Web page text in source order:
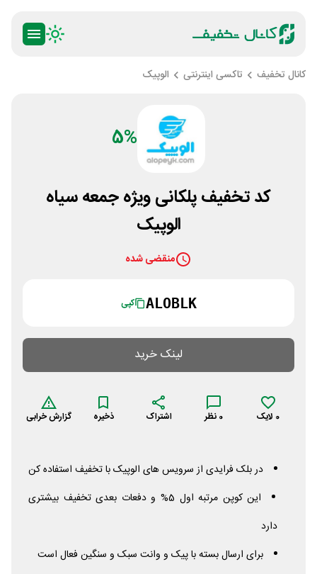
کانال تخفیف تاکسی اینترنتی الوپیک
5%
کد تخفیف پلکانی ویژه جمعه سیاه
الوپیک
منقضی شده
ALOBLK کپی
لینک خرید
0 لایک 0 نظر اشتراک ذخیره گزارش خرابی
در بلک فرایدی از سرویس های الوپیک با تخفیف استفاده کن
این کوپن مرتبه اول 5% و دفعات بعدی تخفیف بیشتری
دارد
برای ارسال بسته با پیک و وانت سبک و سنگین فعال است